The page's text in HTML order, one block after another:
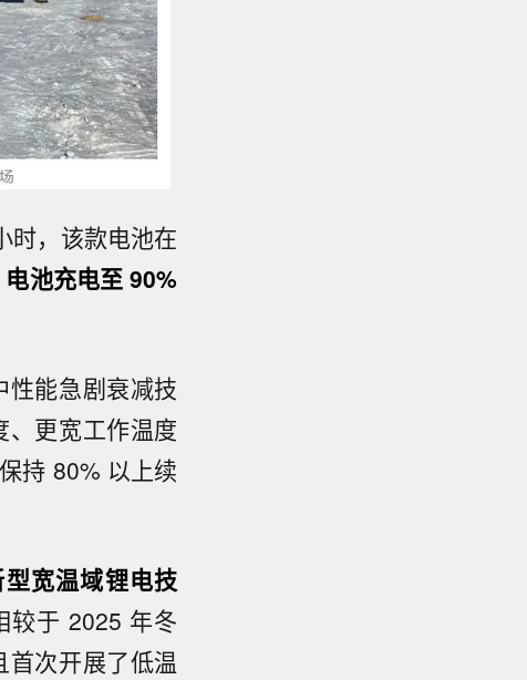
，该款电池在
电池充电至 90%
能急剧衰减技
更宽工作温度
持 80% 以上续
宽温域锂电技
于 2025 年冬
次开展了低温